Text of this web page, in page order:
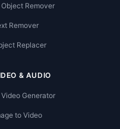
Object Remover
Remover
Replacer
& AUDIO
Video Generator
to Video